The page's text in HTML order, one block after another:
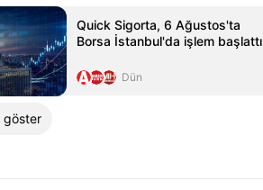
Quick Sigorta, 6 Ağustos'ta
Borsa İstanbul'da işlem başlattı
Dün
göster